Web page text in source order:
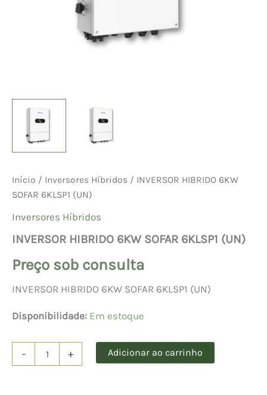
Início / Inversores Híbridos / INVERSOR HIBRIDO 6KW
SOFAR 6KLSP1 (UN)
Inversores Híbridos
INVERSOR HIBRIDO 6KW SOFAR 6KLSP1 (UN)
Preço sob consulta
INVERSOR HIBRIDO 6KW SOFAR 6KLSP1 (UN)
Disponibilidade: Em estoque
- + Adicionar ao carrinho